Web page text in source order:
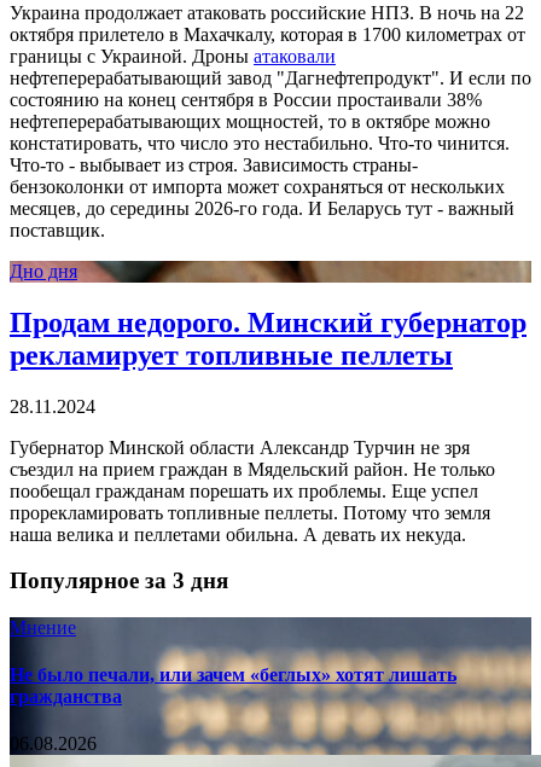
Украина продолжает атаковать российские НПЗ. В ночь на 22
октября прилетело в Махачкалу, которая в 1700 километрах от
границы с Украиной. Дроны атаковали
нефтеперерабатывающий завод "Дагнефтепродукт". И если по
состоянию на конец сентября в России простаивали 38%
нефтеперерабатывающих мощностей, то в октябре можно
констатировать, что число это нестабильно. Что-то чинится.
Что-то - выбывает из строя. Зависимость страны-
бензоколонки от импорта может сохраняться от нескольких
месяцев, до середины 2026-го года. И Беларусь тут - важный
поставщик.
Дно дня
Продам недорого. Минский губернатор
рекламирует топливные пеллеты
28.11.2024
Губернатор Минской области Александр Турчин не зря
съездил на прием граждан в Мядельский район. Не только
пообещал гражданам порешать их проблемы. Еще успел
прорекламировать топливные пеллеты. Потому что земля
наша велика и пеллетами обильна. А девать их некуда.
Популярное за 3 дня
Мнение
Не было печали, или зачем «беглых» хотят лишать
гражданства
06.08.2026